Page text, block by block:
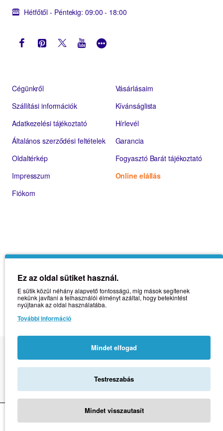
Kosárba teszem
Hétfőtől - Péntekig: 09:00 - 18:00
Cégünkről
Szállítási információk
Adatkezelési tájékoztató
Általános szerződési feltételek
Oldaltérkép
Impresszum
Fiókom
Vásárlásaim
Kívánságlista
Hírlevél
Garancia
Fogyasztó Barát tájékoztató
Online elállás
Copyright © 2021 | Üzemeltető: Natural Vitamin + Kft. | Adószám:
14397978-2-43
Ez az oldal sütiket használ.
E sütik közül néhány alapvető fontosságú, míg mások segítenek
nekünk javítani a felhasználói élményt azáltal, hogy betekintést
nyújtanak az oldal használatába.
További információ
Mindet elfogad
Testreszabás
Mindet visszautasít